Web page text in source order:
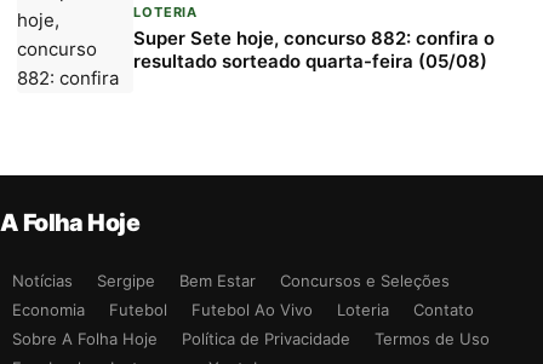
LOTERIA
Super Sete hoje, concurso 882: confira o
resultado sorteado quarta-feira (05/08)
A Folha Hoje
Notícias Sergipe Bem Estar
Concursos e Seleções
Economia
Futebol Futebol Ao Vivo Loteria
Contato
Sobre A Folha Hoje
Política de Privacidade
Termos de Uso